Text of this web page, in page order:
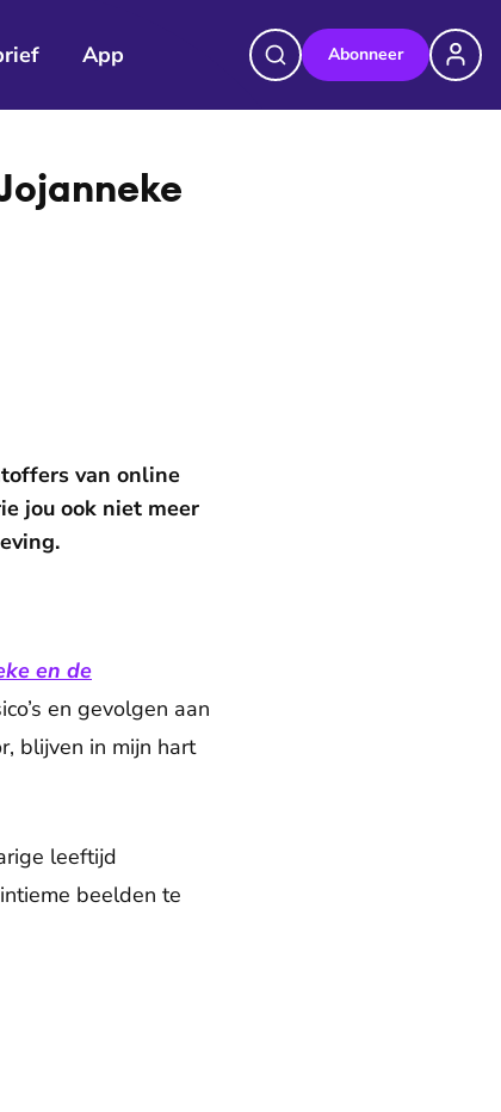
App Abonneer
van online
jou ook niet meer
en de
en gevolgen aan
blijven in mijn hart
leeftijd
beelden te